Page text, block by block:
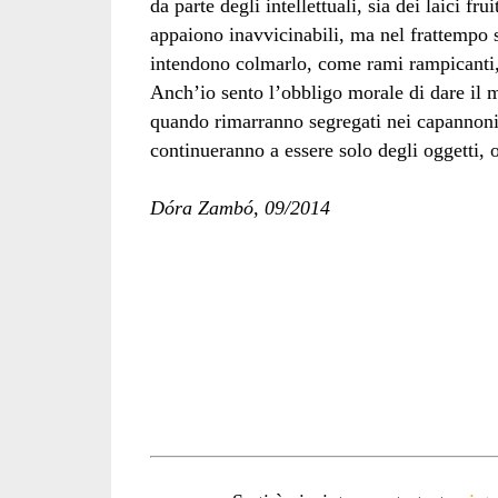
da parte degli intellettuali, sia dei laici
appaiono inavvicinabili, ma nel frattempo
intendono colmarlo, come rami
Anch’io sento l’obbligo morale di dare il
quando rimarranno segregati nei
continueranno a essere solo degli
Dóra Zambó, 09/2014